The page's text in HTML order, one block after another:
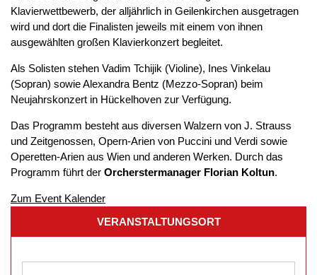
Klavierwettbewerb, der alljährlich in Geilenkirchen ausgetragen
wird und dort die Finalisten jeweils mit einem von ihnen
ausgewählten großen Klavierkonzert begleitet.
Als Solisten stehen Vadim Tchijik (Violine), Ines Vinkelau
(Sopran) sowie Alexandra Bentz (Mezzo-Sopran) beim
Neujahrskonzert in Hückelhoven zur Verfügung.
Das Programm besteht aus diversen Walzern von J. Strauss
und Zeitgenossen, Opern-Arien von Puccini und Verdi sowie
Operetten-Arien aus Wien und anderen Werken. Durch das
Programm führt der Orcherstermanager Florian Koltun.
Zum Event Kalender
VERANSTALTUNGSORT